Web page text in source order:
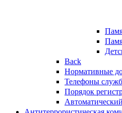
Back
Нормативные
Телефоны служб
Порядок